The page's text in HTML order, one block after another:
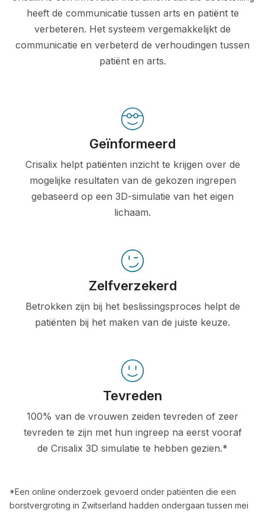
heeft de communicatie tussen arts en patiënt te
verbeteren. Het systeem vergemakkelijkt de
communicatie en verbeterd de verhoudingen tussen
patiënt en arts.
Geïnformeerd
Crisalix helpt patiënten inzicht te krijgen over de
mogelijke resultaten van de gekozen ingrepen
gebaseerd op een 3D-simulatie van het eigen
lichaam.
Zelfverzekerd
Betrokken zijn bij het beslissingsproces helpt de
patiënten bij het maken van de juiste keuze.
Tevreden
100% van de vrouwen zeiden tevreden of zeer
tevreden te zijn met hun ingreep na eerst vooraf
de Crisalix 3D simulatie te hebben gezien.*
*Een online onderzoek gevoerd onder patiënten die een
borstvergroting in Zwitserland hadden ondergaan tussen mei